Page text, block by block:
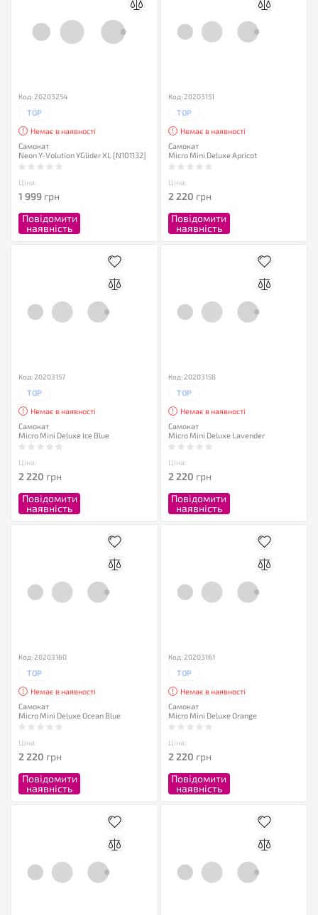
Код: 20203254
TOP
Немає в наявності
Самокат
Neon Y-Volution YGlider XL [N101132]
Ціна:
1 999 грн
Повідомити
наявність
Код: 20203151
TOP
Немає в наявності
Самокат
Micro Mini Deluxe Apricot
Ціна:
2 220 грн
Повідомити
наявність
Код: 20203157
TOP
Немає в наявності
Самокат
Micro Mini Deluxe Ice Blue
Ціна:
2 220 грн
Повідомити
наявність
Код: 20203158
TOP
Немає в наявності
Самокат
Micro Mini Deluxe Lavender
Ціна:
2 220 грн
Повідомити
наявність
Код: 20203160
TOP
Немає в наявності
Самокат
Micro Mini Deluxe Ocean Blue
Ціна:
2 220 грн
Повідомити
наявність
Код: 20203161
TOP
Немає в наявності
Самокат
Micro Mini Deluxe Orange
Ціна:
2 220 грн
Повідомити
наявність